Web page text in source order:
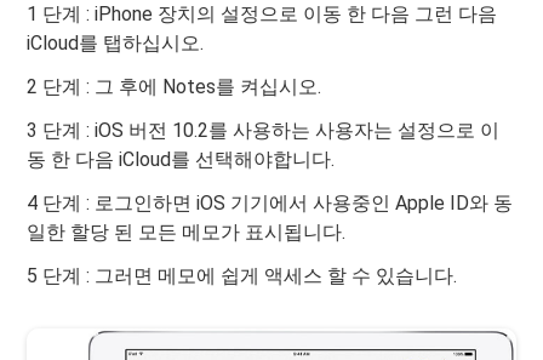
1 단계 : iPhone 장치의 설정으로 이동 한 다음 그런 다음
iCloud를 탭하십시오.
2 단계 : 그 후에 Notes를 켜십시오.
3 단계 : iOS 버전 10.2를 사용하는 사용자는 설정으로 이
동 한 다음 iCloud를 선택해야합니다.
4 단계 : 로그인하면 iOS 기기에서 사용중인 Apple ID와 동
일한 할당 된 모든 메모가 표시됩니다.
5 단계 : 그러면 메모에 쉽게 액세스 할 수 있습니다.